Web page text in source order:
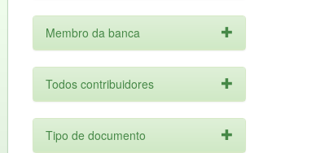
Membro da banca
Todos contribuidores
Tipo de documento